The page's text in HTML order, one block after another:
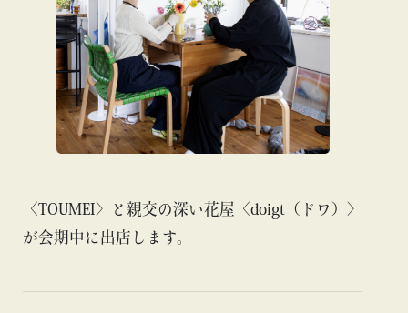
〈TOUMEI〉と親交の深い花屋〈doigt（ドワ）〉
が会期中に出店します。